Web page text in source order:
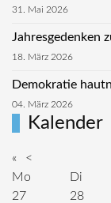
31. Mai 2026
Jahresgedenken
18. März 2026
Demokratie
04. März 2026
Kalender
« <
Mo
Di
27
28